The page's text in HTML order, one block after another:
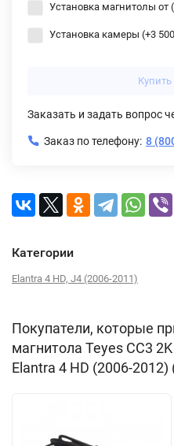
Установка магнитолы от
Установка камеры (+3 500
Купить
Заказать и задать вопрос
Заказ по телефону: 8
Категории
Elantra 4 HD, J4 (2006-2011)
Покупатели, которые
магнитола Teyes CC3
Elantra 4 HD (2006-